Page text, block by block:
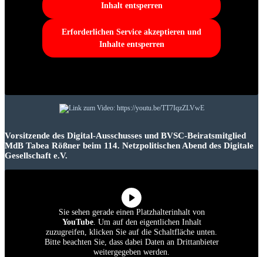
Inhalt entsperren
Erforderlichen Service akzeptieren und
Inhalte entsperren
Vorsitzende des Digital-Ausschusses und BVSC-Beiratsmitglied
MdB Tabea Rößner beim 114. Netzpolitischen Abend des Digitale
Gesellschaft e.V.
Sie sehen gerade einen Platzhalterinhalt von
YouTube. Um auf den eigentlichen Inhalt
zuzugreifen, klicken Sie auf die Schaltfläche unten.
Bitte beachten Sie, dass dabei Daten an Drittanbieter
weitergegeben werden.